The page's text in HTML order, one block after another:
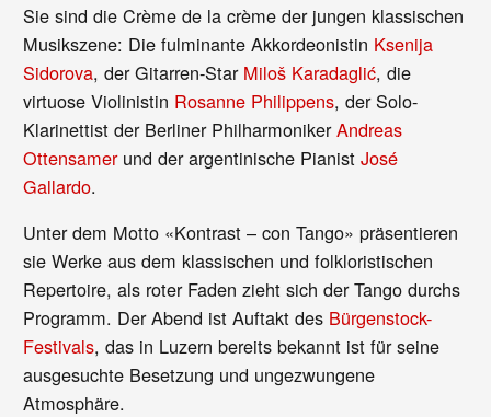
Sie sind die Crème de la crème der jungen klassischen
Musikszene: Die fulminante Akkordeonistin Ksenija
Sidorova, der Gitarren-Star Miloš Karadaglić, die
virtuose Violinistin Rosanne Philippens, der Solo-
Klarinettist der Berliner PhilharmonikerAndreas
Ottensamerund der argentinische PianistJosé
Gallardo.
Unter dem Motto «Kontrast – con Tango» präsentieren
sie Werke aus dem klassischen und folkloristischen
Repertoire, als roter Faden zieht sich der Tango durchs
Programm. Der Abend ist Auftakt des Bürgenstock-
Festivals, das in Luzern bereits bekannt ist für seine
ausgesuchte Besetzung und ungezwungene
Atmosphäre.